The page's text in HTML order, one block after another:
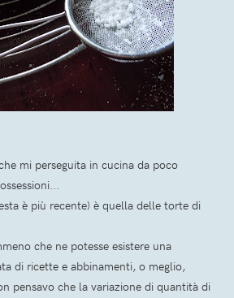
mi perseguita in cucina da poco
è più recente) è quella delle torte di
che ne potesse esistere una
di ricette e abbinamenti, o meglio,
pensavo che la variazione di quantità di